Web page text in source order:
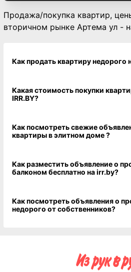
Продажа/покупка квартир,
вторичном рынке Артема ул -
Какая стоимость покупки квартиры возле
IRR.BY?
Как посмотреть свежие
квартиры в элитном доме ?
Как разместить объявление о
балконом бесплатно на irr.by?
Как посмотреть объявления о
недорого от собственников?